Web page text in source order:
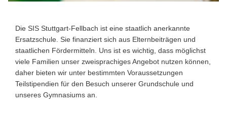
Die SIS Stuttgart-Fellbach ist eine staatlich anerkannte
Ersatzschule. Sie finanziert sich aus Elternbeiträgen und
staatlichen Fördermitteln. Uns ist es wichtig, dass möglichst
viele Familien unser zweisprachiges Angebot nutzen können,
daher bieten wir unter bestimmten Voraussetzungen
Teilstipendien für den Besuch unserer Grundschule und
unseres Gymnasiums an.